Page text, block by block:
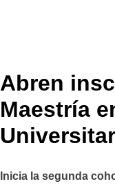
Abren
Maestría
Inicia la segunda